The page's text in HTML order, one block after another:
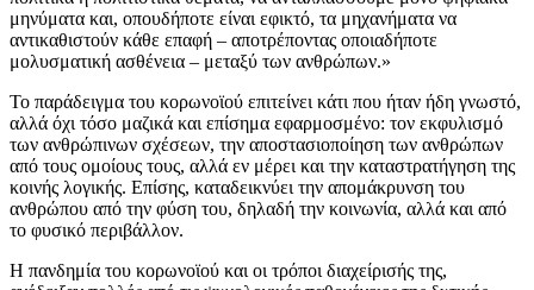
μηνύματα και, οπουδήποτε είναι εφικτό, τα μηχανήματα να
αντικαθιστούν κάθε επαφή – αποτρέποντας οποιαδήποτε
μολυσματική ασθένεια – μεταξύ των ανθρώπων.»
Το παράδειγμα του κορωνοϊού επιτείνει κάτι που ήταν ήδη γνωστό,
αλλά όχι τόσο μαζικά και επίσημα εφαρμοσμένο: τον εκφυλισμό
των ανθρώπινων σχέσεων, την αποστασιοποίηση των ανθρώπων
από τους ομοίους τους, αλλά εν μέρει και την καταστρατήγηση της
κοινής λογικής. Επίσης, καταδεικνύει την απομάκρυνση του
ανθρώπου από την φύση του, δηλαδή την κοινωνία, αλλά και από
το φυσικό περιβάλλον.
Η πανδημία του κορωνοϊού και οι τρόποι διαχείρισής της,